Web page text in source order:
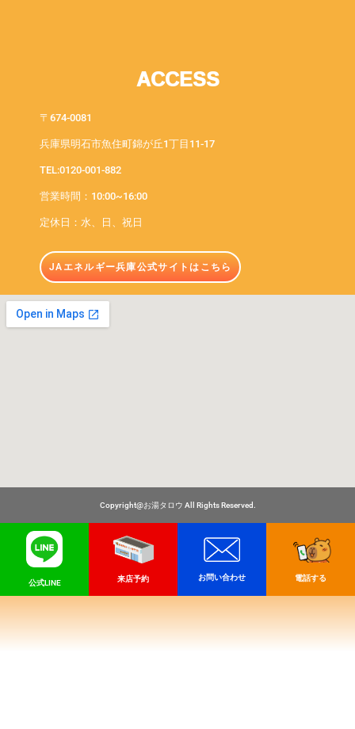
ACCESS
〒674-0081
兵庫県明石市魚住町錦が丘1丁目11-17
TEL:0120-001-882
営業時間：10:00~16:00
定休日：水、日、祝日
JAエネルギー兵庫公式サイトはこちら
Copyright@お湯タロウ All Rights Reserved.
公式LINE
来店予約 お問い合わせ 電話する